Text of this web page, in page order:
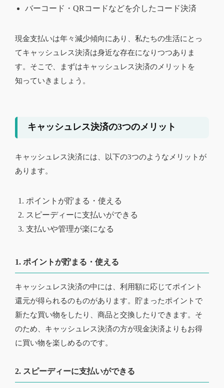
バーコード・QRコードなどを介したコード決済
現金支払いは年々減少傾向にあり、私たちの生活にとっ
てキャッシュレス決済は身近な存在になりつつありま
す。そこで、まずはキャッシュレス決済のメリットを
知っていきましょう。
キャッシュレス決済の3つのメリット
キャッシュレス決済には、以下の3つのようなメリットが
あります。
ポイントが貯まる・使える
スピーディーに支払いができる
支払いや管理が楽になる
1. ポイントが貯まる・使える
キャッシュレス決済の中には、利用額に応じてポイント
還元が得られるのものがあります。貯まったポイントで
新たな買い物をしたり、商品と交換したりできます。そ
のため、キャッシュレス決済の方が現金決済よりもお得
に買い物を楽しめるのです。
2. スピーディーに支払いができる